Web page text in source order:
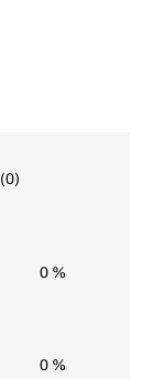
(0)
0 %
0 %